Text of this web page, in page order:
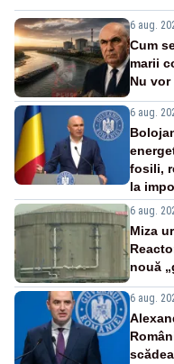
6 aug.
Cum
marii
Nu
6 aug.
fosili,
la
6 aug.
Miza
nouă
6 aug.
scădea